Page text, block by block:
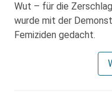
Wut – für die
wurde mit der
Femiziden gedacht.